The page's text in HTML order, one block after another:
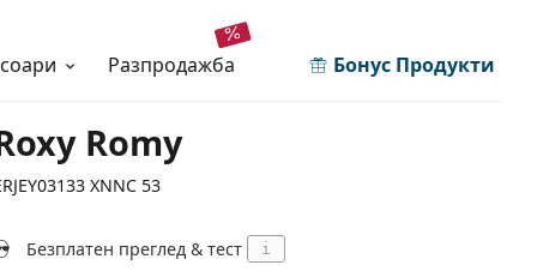
разпродажба Бонус Продукти
Romy
XNNC 53
Безплатен преглед & тест i